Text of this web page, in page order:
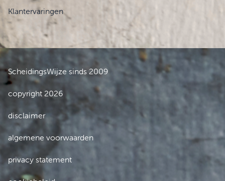
Klantervaringen
ScheidingsWijze sinds 2009
copyright 2026
disclaimer
algemene voorwaarden
privacy statement